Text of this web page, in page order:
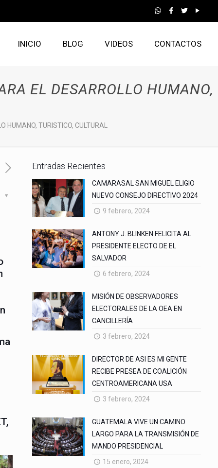
INICIO BLOG VIDEOS CONTACTOS
EL DESARROLLO HUMANO,
HUMANO, TURISTICO, CULTURAL
Entradas Recientes
CAMARASAL SAN MIGUEL ELIGIO
NUEVO CONSEJO DIRECTIVO 2024
9 febrero, 2024
ANTONY J. BLINKEN FELICITA AL
PRESIDENTE ELECTO DE EL
SALVADOR
6 febrero, 2024
MISIÓN DE OBSERVADORES
ELECTORALES DE LA OEA EN
CANCILLERÍA
3 febrero, 2024
DIRECTOR DE ASI ES MI GENTE
RECIBE PRESEA DE COALICIÓN
CENTROAMERICANA USA
3 febrero, 2024
GUATEMALA VIVE UN CAMINO
LARGO PARA LA TRANSMISIÓN DE
MANDO PRESIDENCIAL
15 enero, 2024